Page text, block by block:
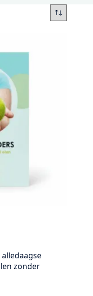
zonder